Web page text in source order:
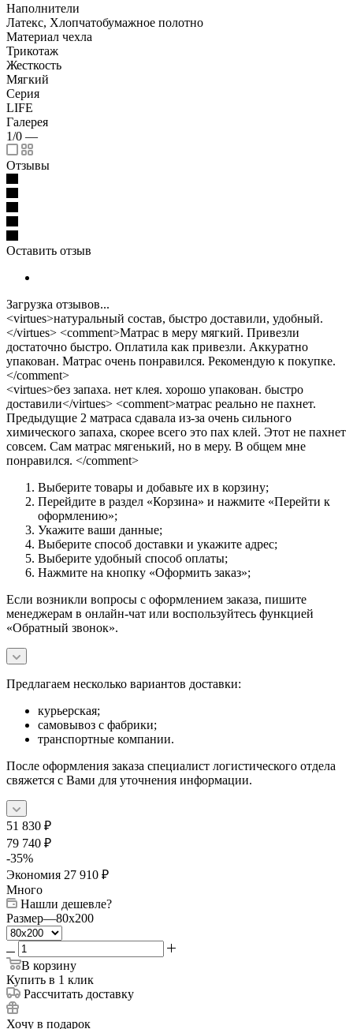
Наполнители
Латекс, Хлопчатобумажное полотно
Материал чехла
Трикотаж
Жесткость
Мягкий
Серия
LIFE
Галерея
1/0 —
Отзывы
Оставить отзыв
Загрузка отзывов...
<virtues>натуральный состав, быстро доставили, удобный.
</virtues> <comment>Матрас в меру мягкий. Привезли
достаточно быстро. Оплатила как привезли. Аккуратно
упакован. Матрас очень понравился. Рекомендую к покупке.
</comment>
<virtues>без запаха. нет клея. хорошо упакован. быстро
доставили</virtues> <comment>матрас реально не пахнет.
Предыдущие 2 матраса сдавала из-за очень сильного
химического запаха, скорее всего это пах клей. Этот не пахнет
совсем. Сам матрас мягенький, но в меру. В общем мне
понравился. </comment>
Выберите товары и добавьте их в корзину;
Перейдите в раздел «Корзина» и нажмите «Перейти к
оформлению»;
Укажите ваши данные;
Выберите способ доставки и укажите адрес;
Выберите удобный способ оплаты;
Нажмите на кнопку «Оформить заказ»;
Если возникли вопросы с оформлением заказа, пишите
менеджерам в онлайн-чат или воспользуйтесь функцией
«Обратный звонок».
Предлагаем несколько вариантов доставки:
курьерская;
самовывоз с фабрики;
транспортные компании.
После оформления заказа специалист логистического отдела
свяжется с Вами для уточнения информации.
51 830 ₽
79 740 ₽
-35%
Экономия 27 910 ₽
Много
Нашли дешевле?
Размер—80x200
В корзину
Купить в 1 клик
Рассчитать доставку
Хочу в подарок